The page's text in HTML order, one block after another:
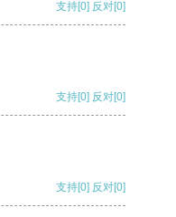
支持[0] 反对[0]
支持[0] 反对[0]
支持[0] 反对[0]